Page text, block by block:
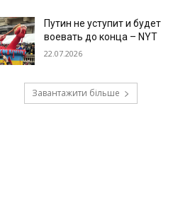
Путин не уступит и будет
воевать до конца – NYT
22.07.2026
Завантажити більше